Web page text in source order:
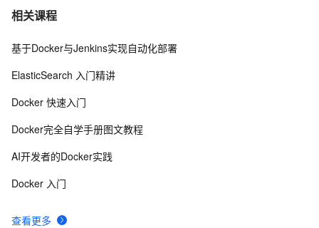
7 Docker启动后怎样运行jar包文件
8 Docker私有仓库
10Docker Hub 现在是需要付费才能使用其全部功能?
相关课程
查看更多
基于Docker与Jenkins实现自动化部署
ElasticSearch 入门精讲
Docker 快速入门
Docker完全自学手册图文教程
AI开发者的Docker实践
Docker 入门